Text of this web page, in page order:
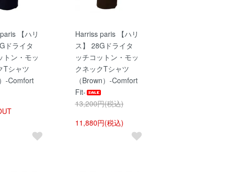
【ハリ
ドライタ
トン・モッ
Tシャツ
-Comfort
Harriss paris 【ハリ
ス】 28Gドライタ
ッチコットン・モッ
クネックTシャツ
（Brown）-Comfort
Fit-
13,200円(税込)
11,880円(税込)